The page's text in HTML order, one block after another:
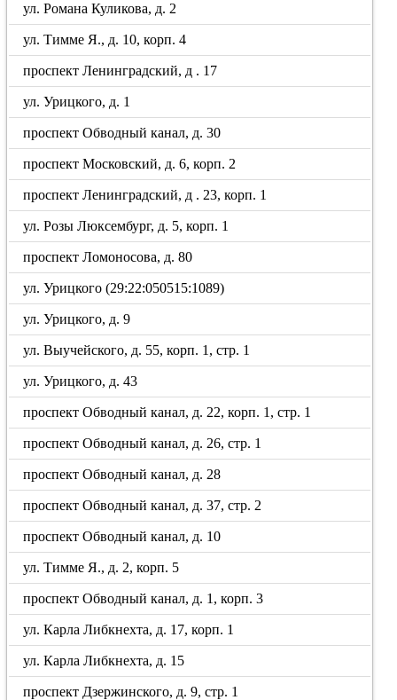
ул. Романа Куликова, д. 2
ул. Тимме Я., д. 10, корп. 4
проспект Ленинградский, д . 17
ул. Урицкого, д. 1
проспект Обводный канал, д. 30
проспект Московский, д. 6, корп. 2
проспект Ленинградский, д . 23, корп. 1
ул. Розы Люксембург, д. 5, корп. 1
проспект Ломоносова, д. 80
ул. Урицкого (29:22:050515:1089)
ул. Урицкого, д. 9
ул. Выучейского, д. 55, корп. 1, стр. 1
ул. Урицкого, д. 43
проспект Обводный канал, д. 22, корп. 1, стр. 1
проспект Обводный канал, д. 26, стр. 1
проспект Обводный канал, д. 28
проспект Обводный канал, д. 37, стр. 2
проспект Обводный канал, д. 10
ул. Тимме Я., д. 2, корп. 5
проспект Обводный канал, д. 1, корп. 3
ул. Карла Либкнехта, д. 17, корп. 1
ул. Карла Либкнехта, д. 15
проспект Дзержинского, д. 9, стр. 1